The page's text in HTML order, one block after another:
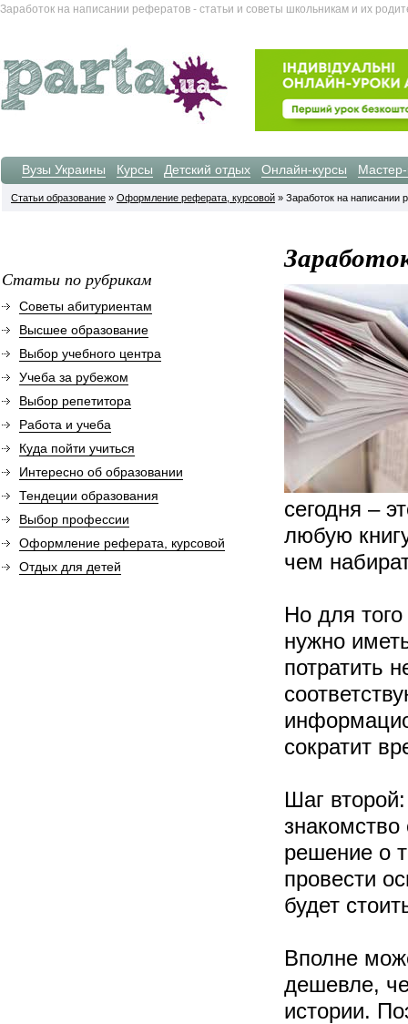
Заработок на написании рефератов - статьи и советы школьникам и их
Вузы Украины Курсы Детский отдых Онлайн-курсы
Статьи образование » Оформление реферата, курсовой » Заработок на написании
сегодня –
любую
чем
Но для
нужно
потратить
сократит
Шаг
решение о
провести
будет
Вполне
дешевле,
истории.
Статьи по рубрикам
Советы абитуриентам
Высшее образование
Выбор учебного центра
Учеба за рубежом
Выбор репетитора
Работа и учеба
Куда пойти учиться
Интересно об образовании
Тендеции образования
Выбор профессии
Оформление реферата, курсовой
Отдых для детей